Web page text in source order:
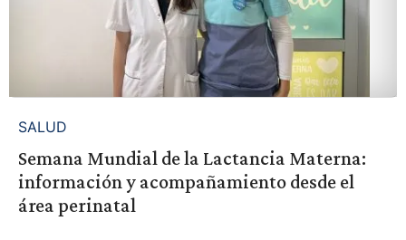
SALUD
Semana Mundial de la Lactancia Materna:
información y acompañamiento desde el
área perinatal